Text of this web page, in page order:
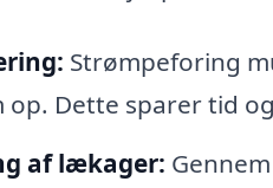
Strømpeforing
op. Dette sparer tid
af lækager: